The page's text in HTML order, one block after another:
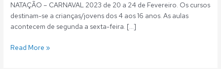
NATAÇÃO – CARNAVAL 2023 de 20 a 24 de Fevereiro. Os cursos
destinam-se a crianças/jovens dos 4 aos 16 anos. As aulas
acontecem de segunda a sexta-feira. […]
Read More »